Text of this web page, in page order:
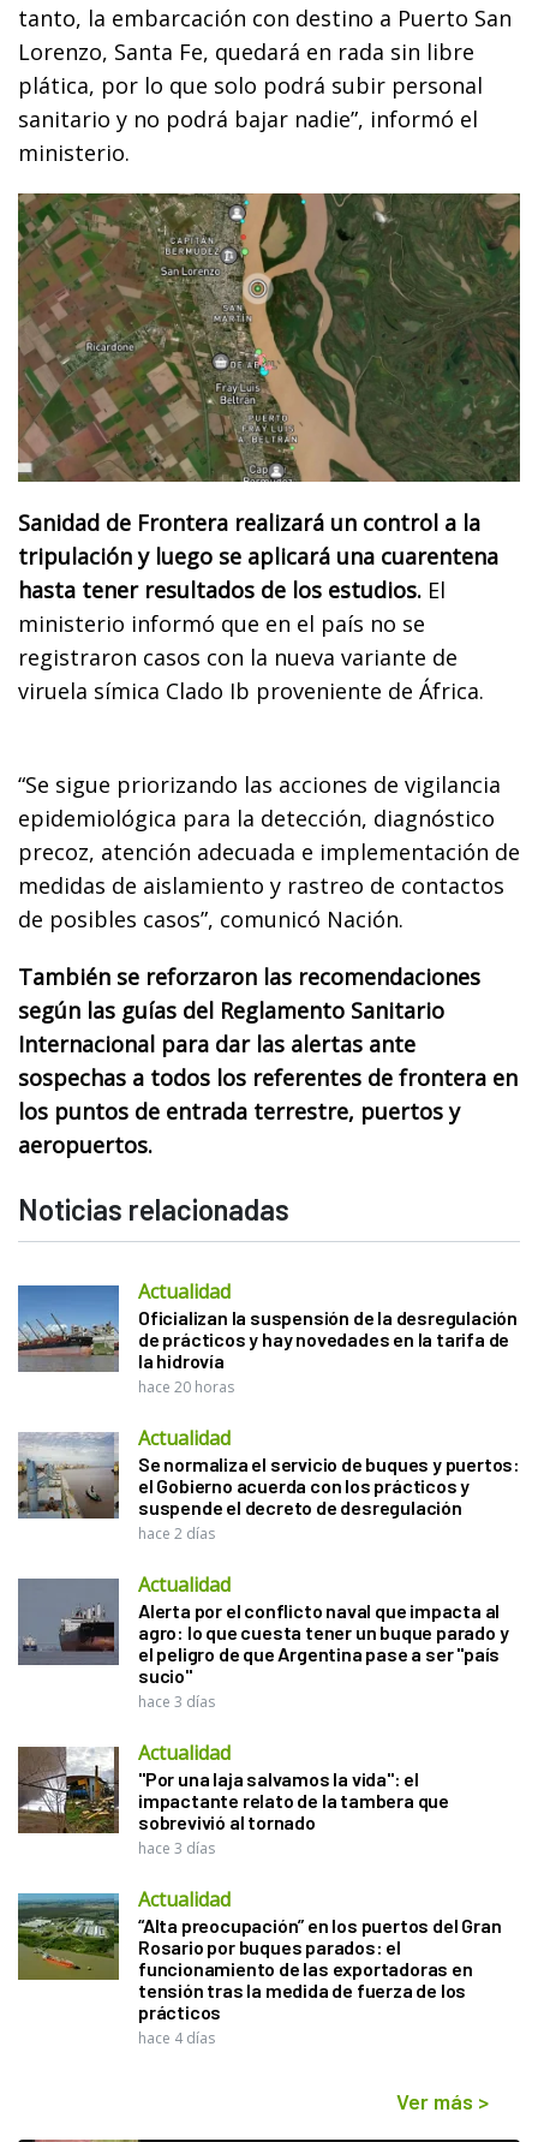
tanto, la embarcación con destino a Puerto San
Lorenzo, Santa Fe, quedará en rada sin libre
plática, por lo que solo podrá subir personal
sanitario y no podrá bajar nadie”, informó el
ministerio.
Sanidad de Frontera realizará un control a la
tripulación y luego se aplicará una cuarentena
hasta tener resultados de los estudios. El
ministerio informó que en el país no se
registraron casos con la nueva variante de
viruela símica Clado Ib proveniente de África.
“Se sigue priorizando las acciones de vigilancia
epidemiológica para la detección, diagnóstico
precoz, atención adecuada e implementación de
medidas de aislamiento y rastreo de contactos
de posibles casos”, comunicó Nación.
También se reforzaron las recomendaciones
según las guías del Reglamento Sanitario
Internacional para dar las alertas ante
sospechas a todos los referentes de frontera en
los puntos de entrada terrestre, puertos y
aeropuertos.
Noticias relacionadas
Actualidad
Oficializan la suspensión de la desregulación
de prácticos y hay novedades en la tarifa de
la hidrovía
hace 20 horas
Actualidad
Se normaliza el servicio de buques y puertos:
el Gobierno acuerda con los prácticos y
suspende el decreto de desregulación
hace 2 días
Actualidad
Alerta por el conflicto naval que impacta al
agro: lo que cuesta tener un buque parado y
el peligro de que Argentina pase a ser "país
sucio"
hace 3 días
Actualidad
"Por una laja salvamos la vida": el
impactante relato de la tambera que
sobrevivió al tornado
hace 3 días
Actualidad
“Alta preocupación” en los puertos del Gran
Rosario por buques parados: el
funcionamiento de las exportadoras en
tensión tras la medida de fuerza de los
prácticos
hace 4 días
Ver más >